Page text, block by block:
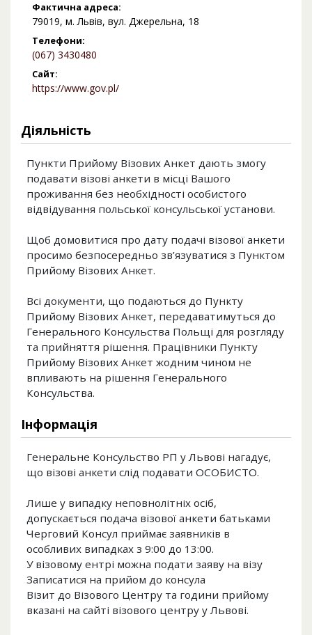
Фактична адреса:
79019, м. Львів, вул. Джерельна, 18
Телефони:
(067) 3430480
Сайт:
https://www.gov.pl/
Діяльність
Пункти Прийому Візових Анкет дають змогу
подавати візові анкети в місці Вашого
проживання без необхідності особистого
відвідування польської консульської установи.
Щоб домовитися про дату подачі візової анкети
просимо безпосередньо зв’язуватися з Пунктом
Прийому Візових Анкет.
Всі документи, що подаються до Пункту
Прийому Візових Анкет, передаватимуться до
Генерального Консульства Польщі для розгляду
та прийняття рішення. Працівники Пункту
Прийому Візових Анкет жодним чином не
впливають на рішення Генерального
Консульства.
Інформація
Генеральне Консульство РП у Львові нагадує,
що візові анкети слід подавати ОСОБИСТО.
Лише у випадку неповнолітніх осіб,
допускається подача візової анкети батьками
Черговий Консул приймає заявників в
особливих випадках з 9:00 до 13:00.
У візовому ентрі можна подати заяву на візу
Записатися на прийом до консула
Візит до Візового Центру та години прийому
вказані на сайті візового центру у Львові.